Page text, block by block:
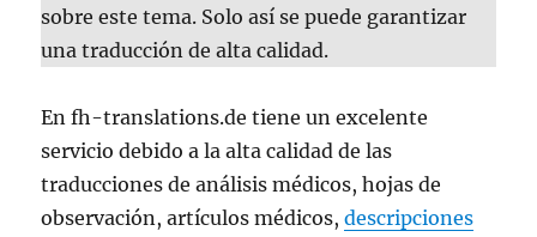
sobre este tema. Solo así se puede garantizar
una traducción de alta calidad.
En fh-translations.de tiene un excelente
servicio debido a la alta calidad de las
traducciones de análisis médicos, hojas de
observación, artículos médicos,descripciones